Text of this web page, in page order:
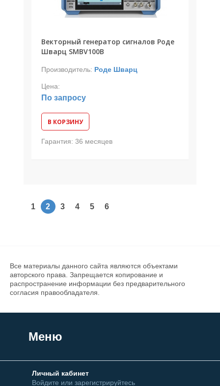
Векторный генератор сигналов Роде
Шварц SMBV100B
Производитель: Роде Шварц
Цена:
По запросу
В КОРЗИНУ
Гарантия: 36 месяцев
1 2 3 4 5 6
Все материалы данного сайта являются объектами
авторского права. Запрещается копирование и
распространение информации без предварительного
согласия правообладателя.
Меню
Личный кабинет
Войдите или зарегистрируйтесь